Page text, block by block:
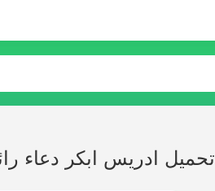
تحميل ادريس ابكر دعاء